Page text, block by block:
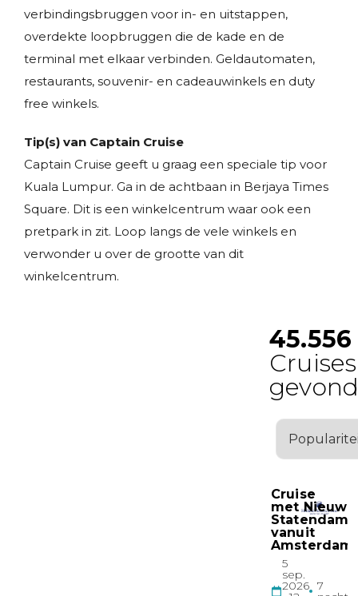
verbindingsbruggen voor in- en uitstappen,
overdekte loopbruggen die de kade en de
terminal met elkaar verbinden. Geldautomaten,
restaurants, souvenir- en cadeauwinkels en duty
free winkels.
Tip(s) van Captain Cruise
Captain Cruise geeft u graag een speciale tip voor
Kuala Lumpur. Ga in de achtbaan in Berjaya Times
Square. Dit is een winkelcentrum waar ook een
pretpark in zit. Loop langs de vele winkels en
verwonder u over de grootte van dit
winkelcentrum.